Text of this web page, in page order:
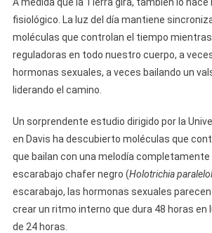
fisiológico. La luz del día mantiene
moléculas que controlan el tiempo
reguladoras en todo nuestro cuerpo, a
hormonas sexuales, a veces bailando un
liderando el camino.
Un sorprendente estudio dirigido por la
en Davis ha descubierto moléculas que
que bailan con una melodía completamente
escarabajo chafer negro (Holotrichia
escarabajo, las hormonas sexuales
crear un ritmo interno que dura 48 horas en
de 24 horas.